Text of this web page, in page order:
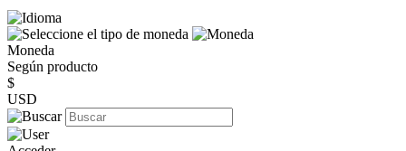
Moneda
Según producto
$
USD